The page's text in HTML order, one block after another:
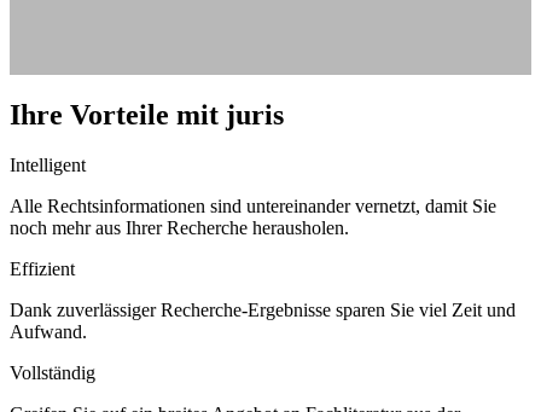
Ihre Vorteile mit juris
Intelligent
Alle Rechtsinformationen sind untereinander vernetzt, damit Sie
noch mehr aus Ihrer Recherche herausholen.
Effizient
Dank zuverlässiger Recherche-Ergebnisse sparen Sie viel Zeit und
Aufwand.
Vollständig